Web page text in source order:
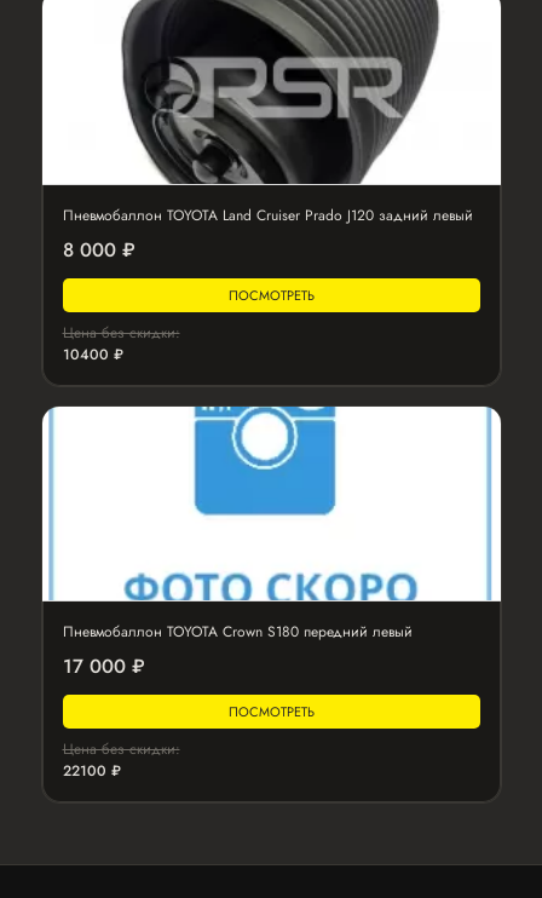
Пневмобаллон TOYOTA Land Cruiser Prado J120 задний левый
8 000 ₽
ПОСМОТРЕТЬ
Цена без скидки:
10400 ₽
Пневмобаллон TOYOTA Crown S180 передний левый
17 000 ₽
ПОСМОТРЕТЬ
Цена без скидки:
22100 ₽